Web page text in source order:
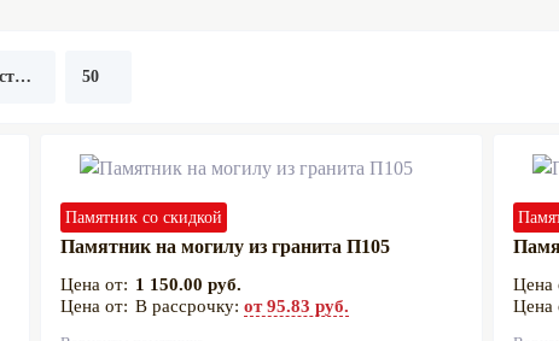
Памятник со скидкой
Памятник на могилу из гранита П105
1 150.00 руб.
В рассрочку:от 95.83 руб.